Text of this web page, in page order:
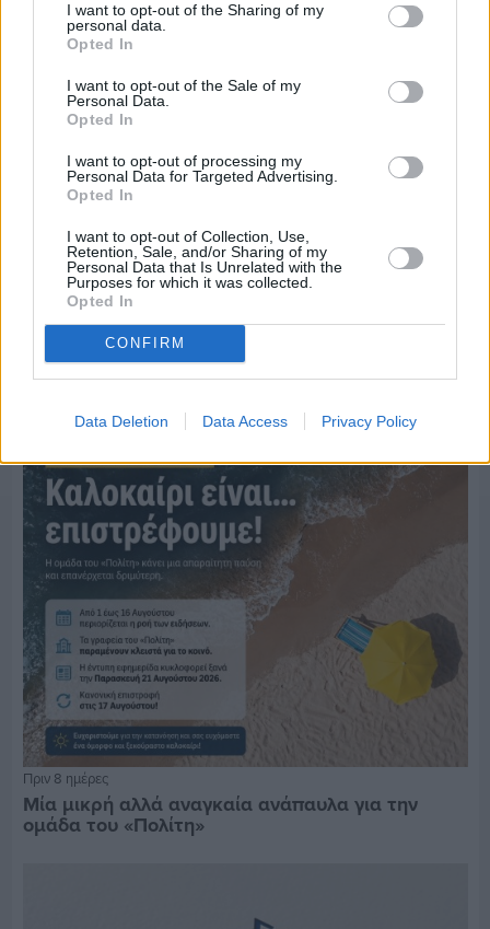
I want to opt-out of the Sharing of my
personal data.
Opted In
I want to opt-out of the Sale of my
Personal Data.
Opted In
I want to opt-out of processing my
Personal Data for Targeted Advertising.
Opted In
I want to opt-out of Collection, Use,
Retention, Sale, and/or Sharing of my
Personal Data that Is Unrelated with the
Purposes for which it was collected.
Opted In
CONFIRM
Data Deletion Data Access Privacy Policy
Πριν 6 ημέρες
Ο καιρός στη Χίο, σήμερα 3 Αυγούστου 2026
Πριν 8 ημέρες
Μία μικρή αλλά αναγκαία ανάπαυλα για την
ομάδα του «Πολίτη»